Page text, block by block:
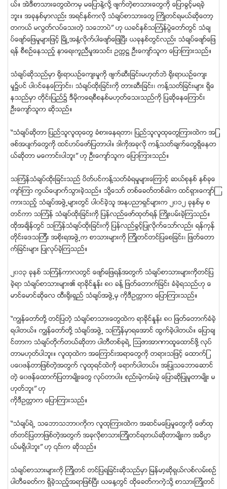
ယ္။ အဲဒီစာသားေတြထဲကမွ မေျပာနဲ႔လို႔ ဖ်က္တဲ့စာသားေတြကို ေျပာခြင့္မရခဲ့
ဘူး။ အခုႏွစ္မွာလည္း အရင္ႏွစ္ကလို သံခ်ပ္စာသားေတြ ႀကိဳတင္ရမယ္ဆိုေတာ့
တကယ္ မလြတ္လပ္ေသးတဲ့ သေဘာပဲ” ဟု ယခင္ႏွစ္သၾကၤန္ပြဲေတာ္တြင္ သံခ်
ပ္ေဖ်ာ္ေျဖမႈမ်ားျဖင့္ ၿမိဳ႕အႏွံ႔လိုက္ပါေဖ်ာ္ေျဖၿပီး ယခုႏွစ္တြင္လည္း သံခ်ပ္ေဖ်ာ္ေျဖ
ရန္ စီစဥ္ေနသည့္ နာေရးကူညီမႈအသင္း ဥကၠ႒ ဦးေက်ာ္သူက ေျပာၾကားသည္။
သံခ်ပ္ဆိုသည္မွာ ႐ိုးရာယဥ္ေက်းမႈကို ဖ်က္ဆီးျခင္းမဟုတ္ဘဲ ႐ိုးရာယဥ္ေက်း
မႈ၌ပင္ ပါ၀င္ေနေၾကာင္း၊ သံခ်ပ္ထိုးျခင္းကို တားဆီးျခင္း၊ ကန္႔သတ္ျခင္းမ်ား ရွိေ
နသည္မွာ တိုင္းျပည္၌ ဒီမိုကေရစီစနစ္မဟုတ္ေသးသည္ကို ျပဆိုေနေၾကာင္း
ဦးေက်ာ္သူက ဆိုသည္။
“သံခ်ပ္ဆိုတာ ျပည္သူလူထုေတြ ခံစားေနရတာ၊ ျပည္သူလူထုေတြၾကားထဲက အျ
ဖစ္အပ်က္ေတြကို ထင္ဟပ္ေဖာ္ျပတာပါ။ ဒါကိုအခုလို ကန္႔သတ္ခ်က္ေတြရွိေနတ
ယ္ဆိုတာ မေကာင္းပါဘူး” ဟု ဦးေက်ာ္သူက ေျပာၾကားသည္။
သၾကၤန္သံခ်ပ္ထိုးျခင္းသည္ ပိတ္ပင္ကန္႔သတ္ခံရမႈမ်ားေၾကာင့္ ဆယ္စုႏွစ္ ႏွစ္ခုေ
က်ာ္ၾကာ ကြယ္ေပ်ာက္သြားခဲ့သည္။ သို႔ေသာ္ တစ္ေခတ္တစ္ခါက ထင္ရွားေက်ာ္ၾ
ကားသည့္ သံခ်ပ္အဖြဲ႕မ်ားတြင္ ပါ၀င္ခဲ့သူ အႏုပညာရွင္မ်ားက ၂၀၁၂ ခုႏွစ္မွ စ
တင္ကာ သၾကၤန္ သံခ်ပ္ထိုးျခင္းကို ျပန္လည္ေဖာ္ထုတ္ရန္ ႀကိဳးပမ္းခဲ့ၾကသည္။
ထိုအခ်ိန္တြင္ သၾကၤန္သံခ်ပ္ထိုးျခင္းကို ျပန္လည္ခြင့္ျပဳလိုက္ေသာ္လည္း ရန္ကုန္
တိုင္းေဒသၾကီး အစိုးရအဖြဲ႕က စာသားမ်ားကို ၾကိဳတင္တင္ျပေစျခင္း၊ ျဖတ္ေတာ
က္ျခင္းမ်ား ျပဳလုပ္ခဲ့ၾကသည္။
၂၀၁၃ ခုႏွစ္ သၾကၤန္ကာလတြင္ ေဖ်ာ္ေျဖရန္အတြက္ သံခ်ပ္စာသားမ်ားကိုတင္ျပ
ခဲ့ရာ သံခ်ပ္စာသားမ်ား၏ ရာခိုင္ႏႈန္း ၈၀ ခန္႔ ျဖတ္ေတာက္ျခင္း ခံခဲ့ရသည္ဟု ေ
မာင္ေမာင္ဆိုေလ ထီး႐ိုးရွည္ သံခ်ပ္အဖြဲ႕မွ ကိုဒီဥကၠာက ေျပာၾကားသည္။
“ကြၽန္ေတာ္တို႔ တင္ျပတဲ့ သံခ်ပ္စာသားေတြထဲက ရာခိုင္ႏႈန္း ၈၀ ျဖတ္ေတာက္ခံခဲ့
ရပါတယ္။ ကြၽန္ေတာ္တို႔ သံခ်ပ္အဖြဲ႕ သၾကၤန္မွာရေအာင္ ထြက္ခဲ့ပါတယ္။ ေျပာခ်
င္တာက သံခ်ပ္တိုက္တယ္ဆိုတာ ပါတီတစ္ခုရဲ႕ ၾသဇာအာဏာထူေထာင္ဖို႔ လုပ္
တာမဟုတ္ပါဘူး။ လူထုထဲက အေၾကာင္းအရာေတြကို တရားသျဖင့္ ေထာက္ျ
ပေ၀ဖန္တာျဖစ္တဲ့အတြက္ လူထုရင္ထဲကို ေရာက္ပါတယ္။ အျပဳသေဘာေဆာင္
တဲ့ ေ၀ဖန္ေထာက္ျပတာမ်ိဳးေတြ လုပ္တာပါ။ စည္းမဲ့ကမ္းမဲ့ ေျပာဆိုျပဳမူတာမ်ိဳး မ
ဟုတ္ဘူး” ဟု
ကိုဒီဥကၠာက ေျပာၾကားသည္။
“သံခ်ပ္ရဲ႕ သေဘာသဘာ၀ကိုက လူထုၾကားထဲက အဆင္မေျပမႈေတြကို ေဖာ္ထု
တ္တင္ျပတာျဖစ္တဲ့အတြက္ အခုလိုစာသားၾကိဳတင္ရတယ္ဆိုတာမ်ိဳးက အဓိပၸာ
ယ္မရွိပါဘူး” ဟု ၎က ဆိုသည္။
သံခ်ပ္စာသားမ်ားကို ၾကိဳတင္ တင္ျပရျခင္းဆိုသည္မွာ ျမန္မာ့ဆိုရွယ္လစ္လမ္းစဥ္
ပါတီေခတ္က ရွိခဲ့သည့္အရာျဖစ္ျပီး ယေန႔တြင္ ထိုေခတ္ကကဲ့သို႔ စာသားၾကိဳတင္